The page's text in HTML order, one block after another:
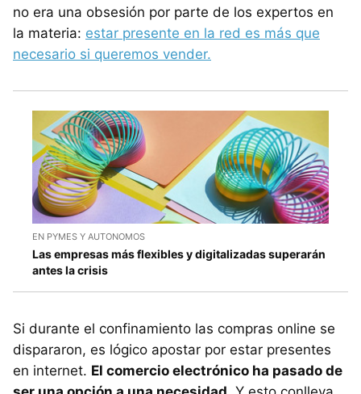
no era una obsesión por parte de los expertos en
la materia: estar presente en la red es más que
necesario si queremos vender.
EN PYMES Y AUTONOMOS
Las empresas más flexibles y digitalizadas superarán
antes la crisis
Si durante el confinamiento las compras online se
dispararon, es lógico apostar por estar presentes
en internet. El comercio electrónico ha pasado de